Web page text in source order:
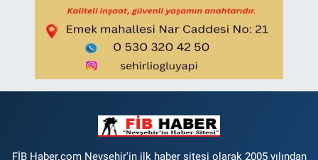
FİB Haber.com Nevsehir'in ilk haber sitesi olarak 2005 yılından